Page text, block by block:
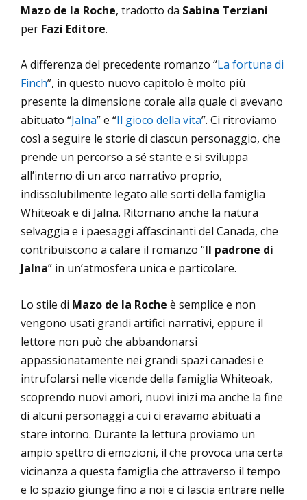
Mazo de la Roche, tradotto da Sabina Terziani
per Fazi Editore.
A differenza del precedente romanzo “La fortuna di
Finch”, in questo nuovo capitolo è molto più
presente la dimensione corale alla quale ci avevano
abituato “Jalna” e “Il gioco della vita”. Ci ritroviamo
così a seguire le storie di ciascun personaggio, che
prende un percorso a sé stante e si sviluppa
all’interno di un arco narrativo proprio,
indissolubilmente legato alle sorti della famiglia
Whiteoak e di Jalna. Ritornano anche la natura
selvaggia e i paesaggi affascinanti del Canada, che
contribuiscono a calare il romanzo “Il padrone di
Jalna” in un’atmosfera unica e particolare.
Lo stile di Mazo de la Roche è semplice e non
vengono usati grandi artifici narrativi, eppure il
lettore non può che abbandonarsi
appassionatamente nei grandi spazi canadesi e
intrufolarsi nelle vicende della famiglia Whiteoak,
scoprendo nuovi amori, nuovi inizi ma anche la fine
di alcuni personaggi a cui ci eravamo abituati a
stare intorno. Durante la lettura proviamo un
ampio spettro di emozioni, il che provoca una certa
vicinanza a questa famiglia che attraverso il tempo
e lo spazio giunge fino a noi e ci lascia entrare nelle